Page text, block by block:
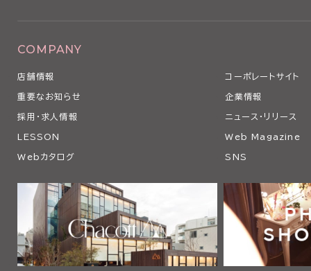
COMPANY
店舗情報 コーポレートサイト
重要なお知らせ 企業情報
採用・求人情報 ニュース・リリース
LESSON Web Magazine
Webカタログ SNS